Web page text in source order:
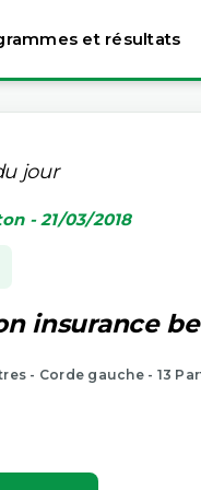
et résultats
jour
- 21/03/2018
insurance
- Corde gauche - 13